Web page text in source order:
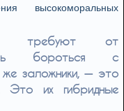
высокоморальных
требуют от
бороться с
заложники, — это
Это их гибридные